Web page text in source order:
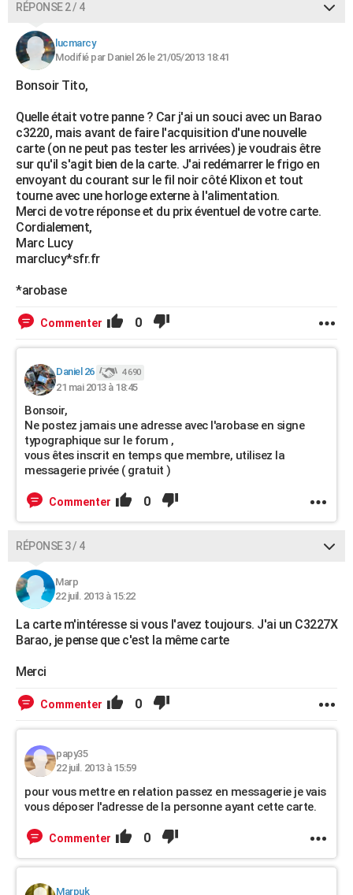
RÉPONSE 2 / 4
lucmarcy
Modifié par Daniel 26 le 21/05/2013 18:41
Bonsoir Tito,
Quelle était votre panne ? Car j'ai un souci avec un Barao
c3220, mais avant de faire l'acquisition d'une nouvelle
carte (on ne peut pas tester les arrivées) je voudrais être
sur qu'il s'agit bien de la carte. J'ai redémarrer le frigo en
envoyant du courant sur le fil noir côté Klixon et tout
tourne avec une horloge externe à l'alimentation.
Merci de votre réponse et du prix éventuel de votre carte.
Cordialement,
Marc Lucy
marclucy*sfr.fr
*arobase
Commenter 0
Daniel 26 4 690
21 mai 2013 à 18:45
Bonsoir,
Ne postez jamais une adresse avec l'arobase en signe
typographique sur le forum ,
vous êtes inscrit en temps que membre, utilisez la
messagerie privée ( gratuit )
Commenter 0
RÉPONSE 3 / 4
Marp
22 juil. 2013 à 15:22
La carte m'intéresse si vous l'avez toujours. J'ai un C3227X
Barao, je pense que c'est la même carte
Merci
Commenter 0
papy35
22 juil. 2013 à 15:59
pour vous mettre en relation passez en messagerie je vais
vous déposer l'adresse de la personne ayant cette carte.
Commenter 0
Marpuk